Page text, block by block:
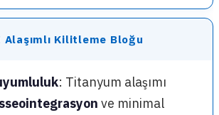
Kilitleme Bloğu
: Titanyum alaşımı
ve minimal